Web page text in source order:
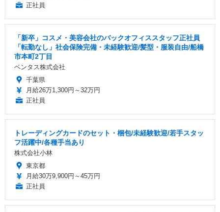
正社員
「新卒」コスメ・美容会社のバックオフィススタッフ正社員
「転勤なし」社会保険完備・未経験歓迎/髪型・服装自由/船橋
市本町2丁目
ベンタス株式会社
千葉県
月給26万1,300円～32万円
正社員
トレーディングカードのセット・梱包/未経験歓迎/若手スタッ
フ活躍中/各種手当あり
株式会社小林
東京都
月給30万9,900円～45万円
正社員